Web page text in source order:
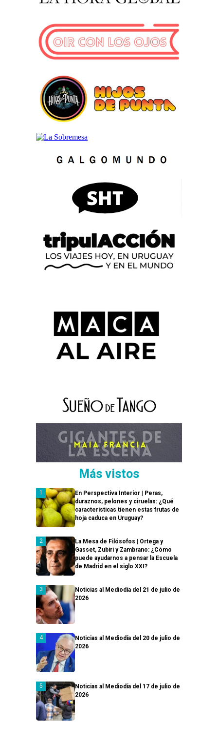
Más vistos
En Perspectiva Interior | Peras,
duraznos, pelones y ciruelas: ¿Qué
características tienen estas frutas de
hoja caduca en Uruguay?
La Mesa de Filósofos | Ortega y
Gasset, Zubiri y Zambrano: ¿Cómo
puede ayudarnos a pensar la Escuela
de Madrid en el siglo XXI?
Noticias al Mediodía del 21 de julio de
2026
Noticias al Mediodía del 20 de julio de
2026
Noticias al Mediodía del 17 de julio de
2026